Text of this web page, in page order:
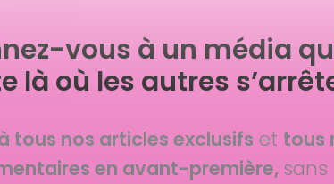
vous à un média
là où les autres
tous nos articles exclusifs et tous
en avant-première, sans